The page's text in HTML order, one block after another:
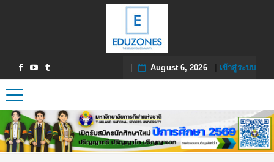
August 6, 2026| เข้าสู่ระบบ
Toggle navigation